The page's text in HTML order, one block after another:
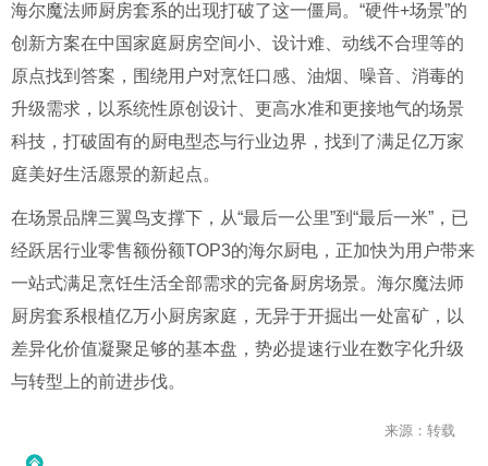
海尔魔法师厨房套系的出现打破了这一僵局。“硬件+场景”的
创新方案在中国家庭厨房空间小、设计难、动线不合理等的
原点找到答案，围绕用户对烹饪口感、油烟、噪音、消毒的
升级需求，以系统性原创设计、更高水准和更接地气的场景
科技，打破固有的厨电型态与行业边界，找到了满足亿万家
庭美好生活愿景的新起点。
在场景品牌三翼鸟支撑下，从“最后一公里”到“最后一米”，已
经跃居行业零售额份额TOP3的海尔厨电，正加快为用户带来
一站式满足烹饪生活全部需求的完备厨房场景。海尔魔法师
厨房套系根植亿万小厨房家庭，无异于开掘出一处富矿，以
差异化价值凝聚足够的基本盘，势必提速行业在数字化升级
与转型上的前进步伐。
来源：转载